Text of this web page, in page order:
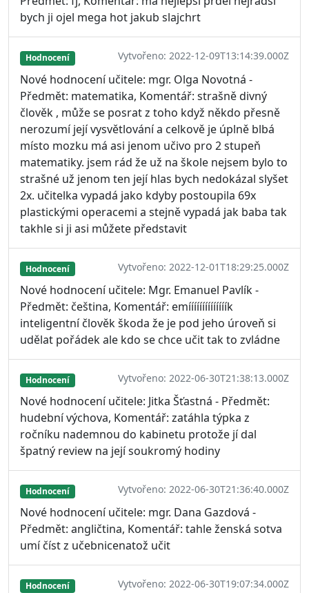
bych ji ojel mega hot jakub slajchrt
Hodnocení Vytvořeno: 2022-12-09T13:14:39.000Z
Nové hodnocení učitele: mgr. Olga Novotná -
Předmět: matematika, Komentář: strašně divný
člověk , může se posrat z toho když někdo přesně
nerozumí její vysvětlování a celkově je úplně blbá
místo mozku má asi jenom učivo pro 2 stupeň
matematiky. jsem rád že už na škole nejsem bylo to
strašné už jenom ten její hlas bych nedokázal slyšet
2x. učitelka vypadá jako kdyby postoupila 69x
plastickými operacemi a stejně vypadá jak baba tak
takhle si ji asi můžete představit
Hodnocení Vytvořeno: 2022-12-01T18:29:25.000Z
Nové hodnocení učitele: Mgr. Emanuel Pavlík -
Předmět: čeština, Komentář: emíííííííííííííík
inteligentní člověk škoda že je pod jeho úroveň si
udělat pořádek ale kdo se chce učit tak to zvládne
Hodnocení Vytvořeno: 2022-06-30T21:38:13.000Z
Nové hodnocení učitele: Jitka Šťastná - Předmět:
hudební výchova, Komentář: zatáhla týpka z
ročníku nademnou do kabinetu protože jí dal
špatný review na její soukromý hodiny
Hodnocení Vytvořeno: 2022-06-30T21:36:40.000Z
Nové hodnocení učitele: mgr. Dana Gazdová -
Předmět: angličtina, Komentář: tahle ženská sotva
umí číst z učebnicenatož učit
Hodnocení Vytvořeno: 2022-06-30T19:07:34.000Z